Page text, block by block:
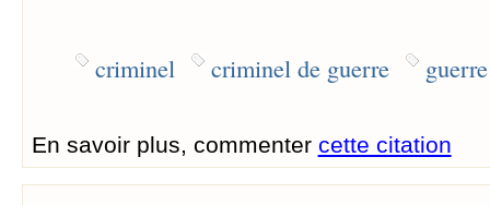
criminel criminel de guerre
En savoir plus, commenter cette citation